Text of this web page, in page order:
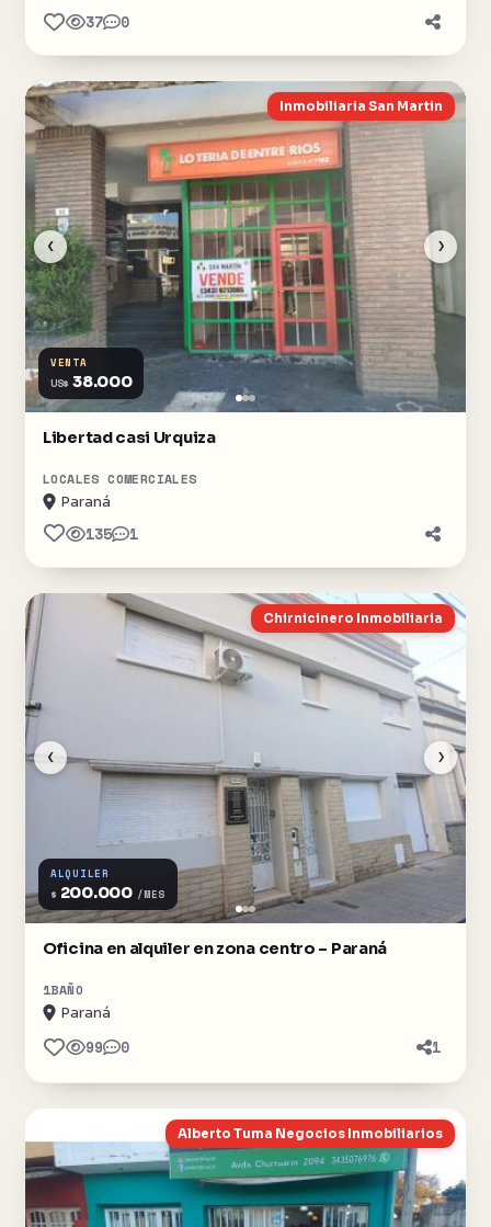
37 0
‹ ›
Inmobiliaria San Martin
VENTA
US$ 38.000
Libertad casi Urquiza
LOCALES COMERCIALES
Paraná
135 1
‹ ›
Chirnicinero Inmobiliaria
ALQUILER
$ 200.000 /MES
Oficina en alquiler en zona centro – Paraná
1BAÑO
Paraná
99 0 1
Alberto Tuma Negocios Inmobiliarios